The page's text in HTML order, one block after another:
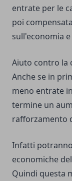
entrate per le
poi
sull'economia
Aiuto contro la
Anche se in
meno entrate
termine un
rafforzamento
Infatti
economiche
Quindi questa